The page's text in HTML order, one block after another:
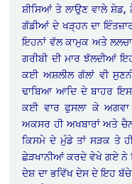
ਸ਼ੀਸਿਆਂ ਤੇ ਲਾਉਣ ਵਾਲੇ
ਗੱਡੀਆਂ ਦੇ ਖੜ੍ਹਨ ਦਾ
ਇਹਨਾਂ ਵੱਲ ਕਾਮੁਕ ਅਤੇ
ਗਰੀਬੀ ਦੀ ਮਾਰ ਝੱਲਦੀਆਂ
ਕਈ ਅਸ਼ਲੀਲ ਗੱਲਾਂ ਵੀ
ਢਾਬਿਆ ਆਦਿ ਦੇ ਬਾਹਰ ਇਸ
ਕਈ ਵਾਰ ਫੁਸਲਾ ਕੇ
ਅਕਸਰ ਹੀ ਅਖਬਾਰਾਂ ਅਤੇ
ਕਿਸਮੇ ਦੇ ਮੁੰਡੇ ਤਾਂ ਸੜਕ ਤੇ
ਛੇੜਖਾਨੀਆਂ ਕਰਦੇ ਵੇਖੇ ਗਏ ਨੇ
ਦੇਸ਼ ਦਾ ਭਵਿੱਖ ਦੇਸ ਦੇ ਇਹ